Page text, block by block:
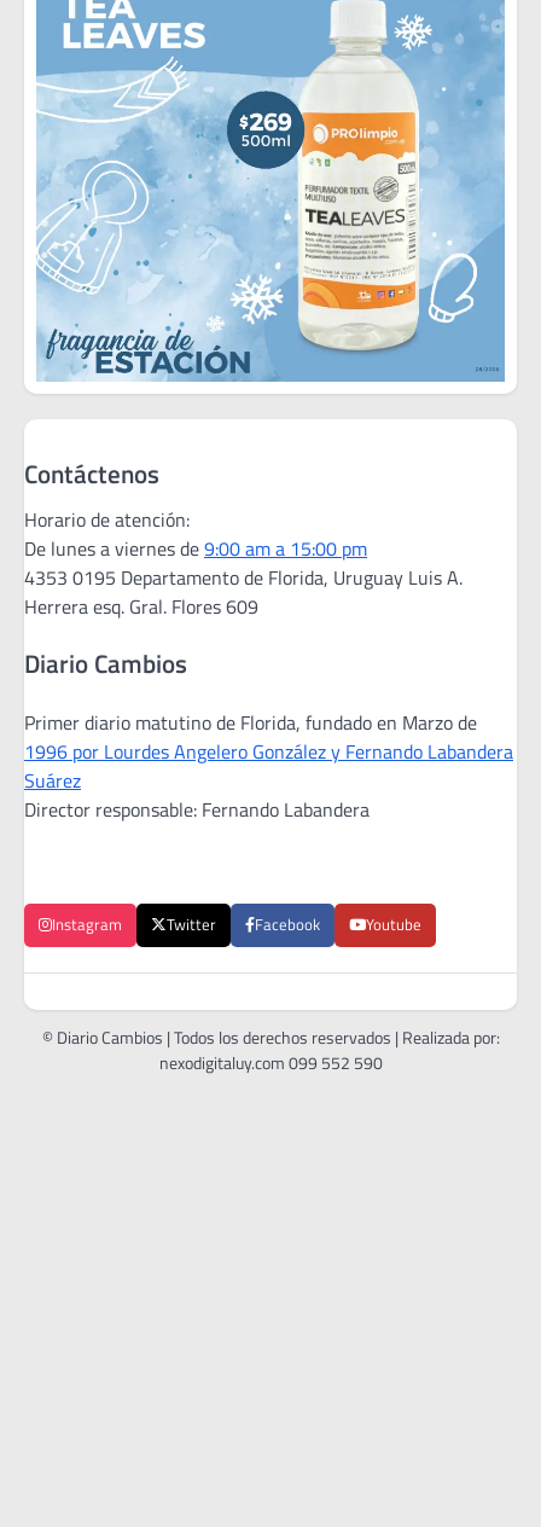
Contáctenos
Horario de atención:
De lunes a viernes de9:00 am a 15:00 pm
4353 0195 Departamento de Florida, Uruguay Luis A.
Herrera esq. Gral. Flores 609
Diario Cambios
Primer diario matutino de Florida, fundado en Marzo de
1996 por Lourdes Angelero González y Fernando Labandera
Suárez
Director responsable: Fernando Labandera
Instagram Twitter Facebook Youtube